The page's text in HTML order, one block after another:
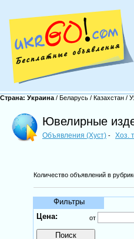
Страна: Украина / Беларусь / Казахстан /
Ювелирные
Объявления (Хуст) - Хоз.
Количество объявлений в
Фильтры
Цена:
от